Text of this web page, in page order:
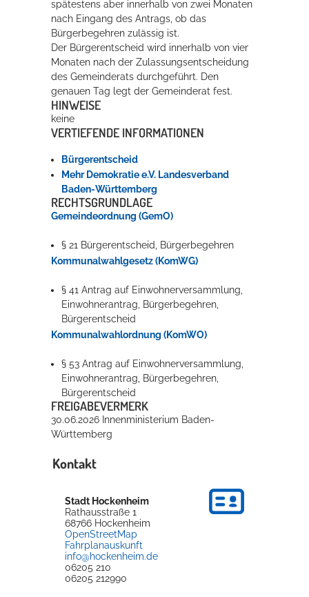
spätestens aber innerhalb von zwei Monaten
nach Eingang des Antrags, ob das
Bürgerbegehren zulässig ist.
Der Bürgerentscheid wird innerhalb von vier
Monaten nach der Zulassungsentscheidung
des Gemeinderats durchgeführt. Den
genauen Tag legt der Gemeinderat fest.
HINWEISE
keine
VERTIEFENDE INFORMATIONEN
Bürgerentscheid
Mehr Demokratie e.V. Landesverband
Baden-Württemberg
RECHTSGRUNDLAGE
Gemeindeordnung (GemO)
§ 21 Bürgerentscheid, Bürgerbegehren
Kommunalwahlgesetz (KomWG)
§ 41 Antrag auf Einwohnerversammlung,
Einwohnerantrag, Bürgerbegehren,
Bürgerentscheid
Kommunalwahlordnung (KomWO)
§ 53 Antrag auf Einwohnerversammlung,
Einwohnerantrag, Bürgerbegehren,
Bürgerentscheid
FREIGABEVERMERK
30.06.2026 Innenministerium Baden-
Württemberg
Kontakt
Stadt Hockenheim
Rathausstraße 1
68766 Hockenheim
OpenStreetMap
Fahrplanauskunft
info@hockenheim.de
06205 210
06205 212990